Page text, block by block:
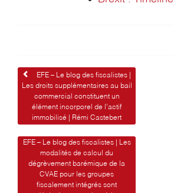
Navigation
de
l’article
EFE – Le blog des fiscalistes |
Les droits supplémentaires au bail
commercial constituent un
élément incorporel de l’actif
immobilisé | Rémi Castebert
EFE – Le blog des fiscalistes | Les
modalités de calcul du
dégrèvement barémique de la
CVAE pour les groupes
fiscalement intégrés sont